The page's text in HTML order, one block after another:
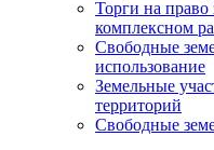
Торги на право
комплексном
Свободные
использование
Земельные
территорий
Свободные